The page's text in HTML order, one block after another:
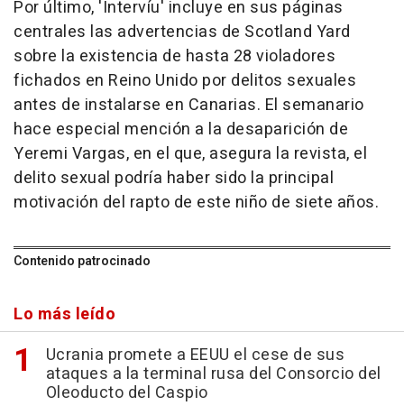
Por último, 'Intervíu' incluye en sus páginas
centrales las advertencias de Scotland Yard
sobre la existencia de hasta 28 violadores
fichados en Reino Unido por delitos sexuales
antes de instalarse en Canarias. El semanario
hace especial mención a la desaparición de
Yeremi Vargas, en el que, asegura la revista, el
delito sexual podría haber sido la principal
motivación del rapto de este niño de siete años.
Contenido patrocinado
Lo más leído
Ucrania promete a EEUU el cese de sus
ataques a la terminal rusa del Consorcio del
Oleoducto del Caspio